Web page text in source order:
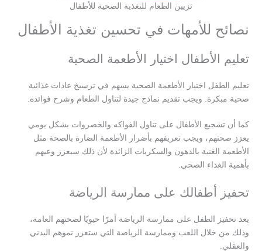
تزيين الطعام للتغذية الصحية للأطفال
نصائح للأمهات في تحسين تغذية الأطفال
تعليم الأطفال اختيار الأطعمة الصحية
تعليم الطفل اختيار الأطعمة الصحية يسهم في ترسيخ عادات غذائية
صحية مبكرة. ويجب تقديم نماذج جيدة لتناول الطعام وشرح فوائده.
كما أن تشجيع الأطفال على تناول الفواكه والخضروات بشكل يومي
يعزز صحتهم، ويجب تعريفهم بأضرار الأطعمة الضارة بالصحة مثل
الأطعمة الغنية بالدهون والسكريات الزائدة لأن ذلك سيعزز وعيهم
بأهمية الغذاء الصحي.
تحفيز أطفالك على ممارسة الرياضة
يعد تحفيز الطفل على ممارسة الرياضة أمرًا حيويًا لصحتهم العامة،
وذلك من خلال اللعب وممارسة الرياضة التي ستعزز نموهم البدني
والعقلي.